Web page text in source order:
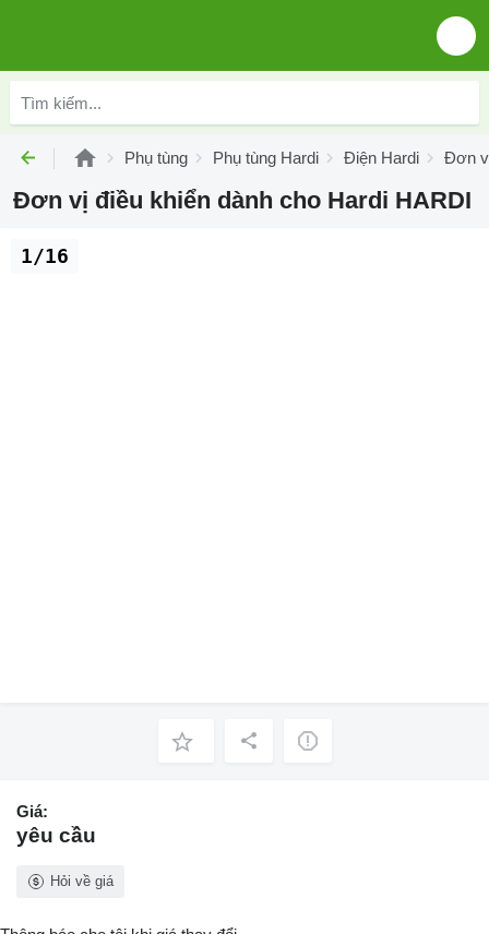
Phụ tùng Phụ tùng Hardi Điện Hardi Đơn
Đơn vị điều khiển dành cho Hardi HARDI
1/16
Giá:
yêu cầu
Hỏi về giá